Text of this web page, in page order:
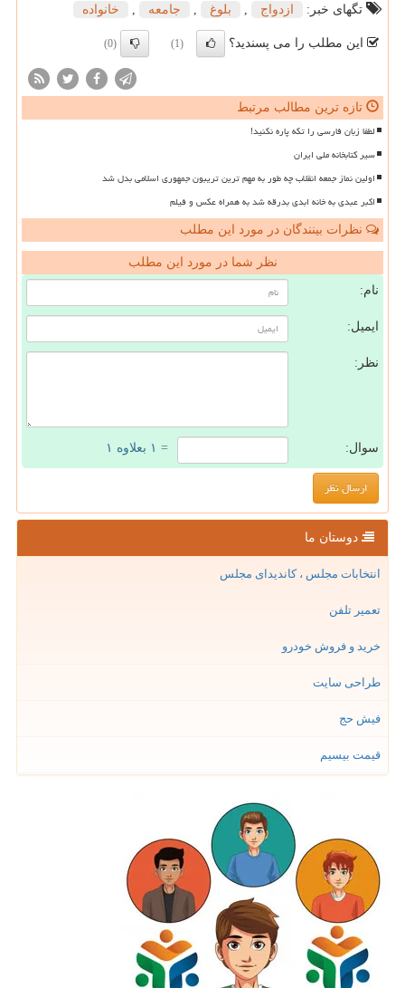
تگهای خبر:
ازدواج بلوغ جامعه خانواده
این مطلب را می پسندید؟ (1)
(0)
تازه ترین مطالب مرتبط
لطفا زبان فارسی را تکه پاره نکنید!
سیر کتابخانه ملی ایران
اولین نماز جمعه انقلاب چه طور به مهم ترین تریبون جمهوری اسلامی بدل شد
اکبر عبدی به خانه ابدی بدرقه شد به همراه عکس و فیلم
نظرات بینندگان در مورد این مطلب
نظر شما در مورد این مطلب
نام:
ایمیل:
نظر:
سوال: = ۱ بعلاوه ۱
دوستان ما
انتخابات مجلس ، کاندیدای مجلس
تعمیر تلفن
خرید و فروش خودرو
طراحی سایت
فیش حج
قیمت بیسیم